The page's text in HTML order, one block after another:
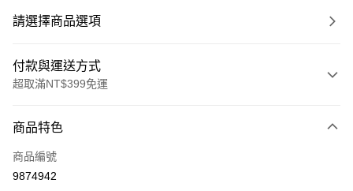
請選擇商品選項
付款與運送方式
超取滿NT$399免運
信用卡一次付款
信用卡分期付款
商品特色
商品編號
9874942